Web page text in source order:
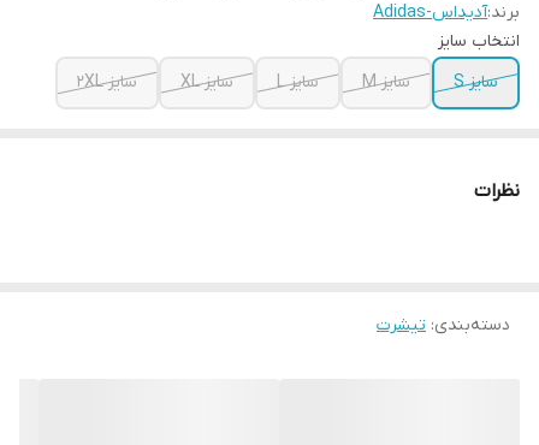
برند:آدیداس-Adidas
انتخاب سایز
سایز S
سایز M سایز L سایز XL سایز 2XL
نظرات
دسته‌بندی: تیشرت